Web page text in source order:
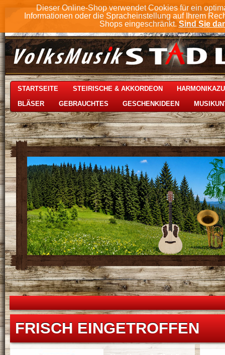
Dieser Online-Shop verwendet Cookies für ein
Informationen oder die Spracheinstellung auf Ihrem
Shops eingeschränkt. Sind Sie
STARTSEITE STEIRISCHE & AKKORDEON
BLÄSER GEBRAUCHTES GESCHENKIDEEN
FRISCH EINGETROFFEN